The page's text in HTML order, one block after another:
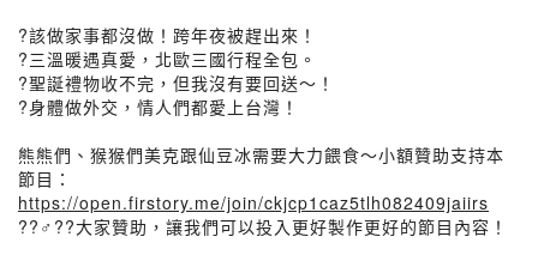
?該做家事都沒做！跨年夜被趕出來！
?三溫暖遇真愛，北歐三國行程全包。
?聖誕禮物收不完，但我沒有要回送～！
?身體做外交，情人們都愛上台灣！​​​​
熊熊們、猴猴們美克跟仙豆冰需要大力餵食～小額贊助支持本
節目：
https://open.firstory.me/join/ckjcp1caz5tlh082409jaiirs
??‍♂️??‍大家贊助，讓我們可以投入更好製作更好的節目內容！